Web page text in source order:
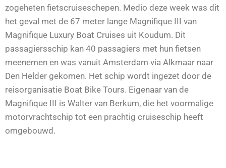
zogeheten fietscruiseschepen. Medio deze week was dit
het geval met de 67 meter lange Magnifique III van
Magnifique Luxury Boat Cruises uit Koudum. Dit
passagiersschip kan 40 passagiers met hun fietsen
meenemen en was vanuit Amsterdam via Alkmaar naar
Den Helder gekomen. Het schip wordt ingezet door de
reisorganisatie Boat Bike Tours. Eigenaar van de
Magnifique III is Walter van Berkum, die het voormalige
motorvrachtschip tot een prachtig cruiseschip heeft
omgebouwd.